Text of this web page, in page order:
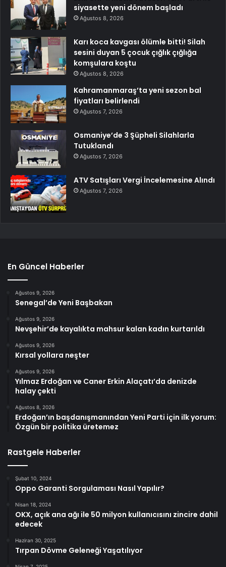
siyasette yeni dönem başladı
Ağustos 8, 2026
Karı koca kavgası ölümle bitti! Silah
sesini duyan 5 çocuk çığlık çığlığa
komşulara koştu
Ağustos 8, 2026
Kahramanmaraş’ta yeni sezon bal
fiyatları belirlendi
Ağustos 7, 2026
Osmaniye’de 3 Şüpheli Silahlarla
Tutuklandı
Ağustos 7, 2026
ATV Satışları Vergi İncelemesine Alındı
Ağustos 7, 2026
En Güncel Haberler
Ağustos 9, 2026
Senegal’de Yeni Başbakan
Ağustos 9, 2026
Nevşehir’de kayalıkta mahsur kalan kadın kurtarıldı
Ağustos 9, 2026
Kırsal yollara neşter
Ağustos 9, 2026
Yılmaz Erdoğan ve Caner Erkin Alaçatı’da denizde
halay çekti
Ağustos 8, 2026
Erdoğan’ın başdanışmanından Yeni Parti için ilk yorum:
Özgün bir politika üretemez
Rastgele Haberler
Şubat 10, 2024
Oppo Garanti Sorgulaması Nasıl Yapılır?
Nisan 18, 2024
OKX, açık ana ağı ile 50 milyon kullanıcısını zincire dahil
edecek
Haziran 30, 2025
Tırpan Dövme Geleneği Yaşatılıyor